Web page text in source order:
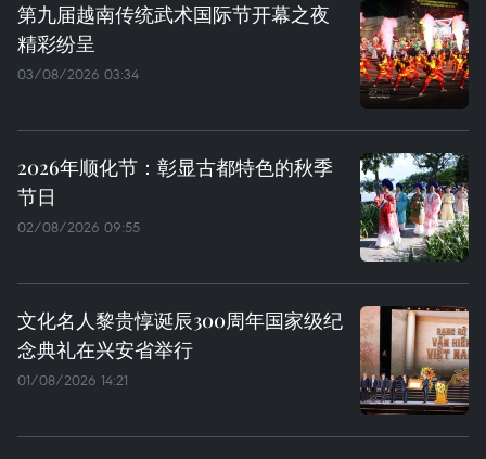
第九届越南传统武术国际节开幕之夜
精彩纷呈
03/08/2026 03:34
2026年顺化节：彰显古都特色的秋季
节日
02/08/2026 09:55
文化名人黎贵惇诞辰300周年国家级纪
念典礼在兴安省举行
01/08/2026 14:21